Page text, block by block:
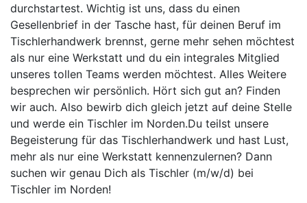
durchstartest. Wichtig ist uns, dass du einen
Gesellenbrief in der Tasche hast, für deinen Beruf im
Tischlerhandwerk brennst, gerne mehr sehen möchtest
als nur eine Werkstatt und du ein integrales Mitglied
unseres tollen Teams werden möchtest. Alles Weitere
besprechen wir persönlich. Hört sich gut an? Finden
wir auch. Also bewirb dich gleich jetzt auf deine Stelle
und werde ein Tischler im Norden.Du teilst unsere
Begeisterung für das Tischlerhandwerk und hast Lust,
mehr als nur eine Werkstatt kennenzulernen? Dann
suchen wir genau Dich als Tischler (m/w/d) bei
Tischler im Norden!